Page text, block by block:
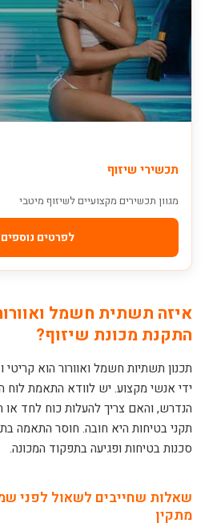
תכשירי שיזוף
מגוון תכשירים מקצועיים לשיזוף מיטבי
לפרטים נוספים
איזה תשתית חשמל
התקנת מכונת שיזוף?
תכנון תשתיות חשמל ואוורור הוא
ידי אנשי מקצוע. יש לוודא התאמת לוח
הנדרש, והאם צריך להעלות כוח לחד
תקני בטיחות היא חובה. חוסר התאמה
סכנות בטיחות ופגיעה בתפקוד המכונה.
שאלות שחייבים לשאול לפני
מתקין